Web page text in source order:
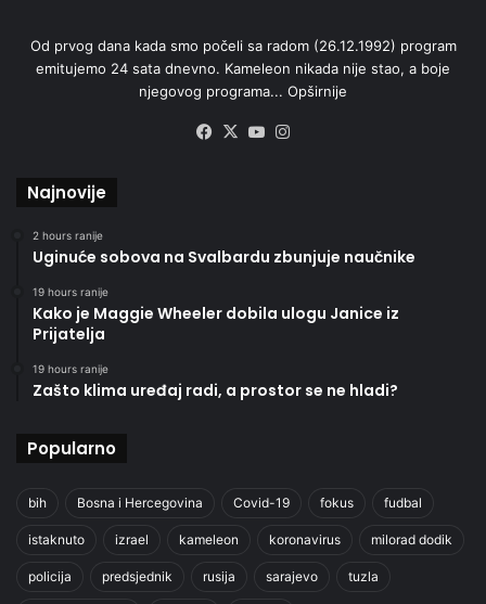
Od prvog dana kada smo počeli sa radom (26.12.1992) program
emitujemo 24 sata dnevno. Kameleon nikada nije stao, a boje
njegovog programa... Opširnije
Facebook
X YouTube
Najnovije
2 hours ranije
Uginuće sobova na Svalbardu zbunjuje naučnike
19 hours ranije
Kako je Maggie Wheeler dobila ulogu Janice iz
Prijatelja
19 hours ranije
Zašto klima uređaj radi, a prostor se ne hladi?
Popularno
bih Bosna i Hercegovina Covid-19 fokus fudbal
istaknuto izrael kameleon koronavirus milorad dodik
policija predsjednik rusija sarajevo tuzla